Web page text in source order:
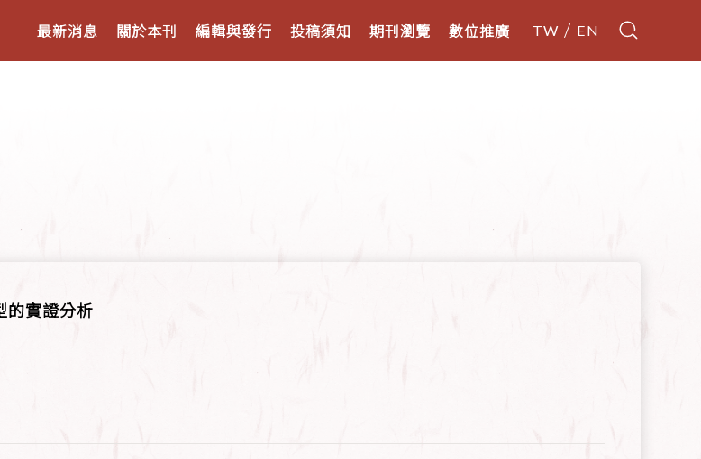
TW EN
最新消息 關於本刊 編輯與發行 投稿須知 期刊瀏覽 數位推廣
的實證分析